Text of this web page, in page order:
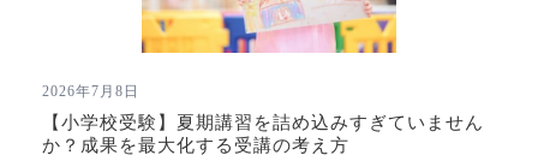
2026年7月8日
【小学校受験】夏期講習を詰め込みすぎていません
か？成果を最大化する受講の考え方